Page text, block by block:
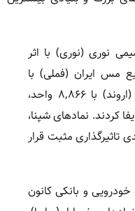
نوری (نوری) با اثر
صنایع مس ایران (فملی) با
۲۲,۳۳۹ واحد و پتروشیمی اروند (اروند) با ۸,۸۶۶ واحد،
کردند. نمادهای شپنا،
تاثیرگذاری مثبت قرار
و بانکی کانون